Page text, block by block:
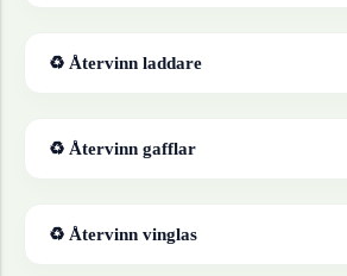
♻ Återvinn laddare
♻ Återvinn gafflar
♻ Återvinn vinglas